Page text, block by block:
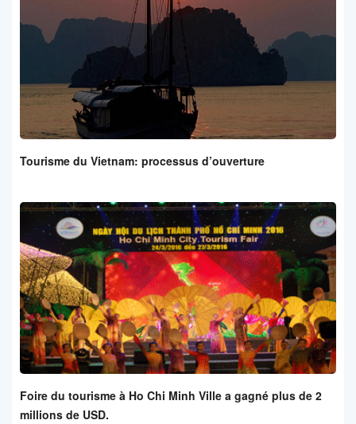
Tourisme du Vietnam: processus d’ouverture
Foire du tourisme à Ho Chi Minh Ville a gagné plus de 2
millions de USD.